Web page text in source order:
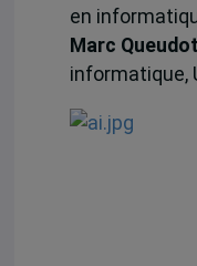
en
Marc Queudot
informatique,